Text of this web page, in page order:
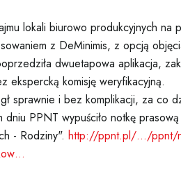
lokali biurowo produkcyjnych na
z DeMinimis, z opcją
dwuetapowa aplikacja,
ekspercką komisję weryfikacyjną.
sprawnie i bez komplikacji, za co
dniu PPNT wypuściło notkę
- Rodziny". http://ppnt.pl/…/ppnt/